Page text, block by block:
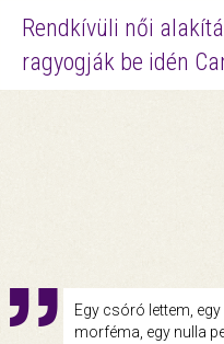
Rendkívüli női
ragyogják be idén
Egy csóró lettem, egy
morféma, egy nulla